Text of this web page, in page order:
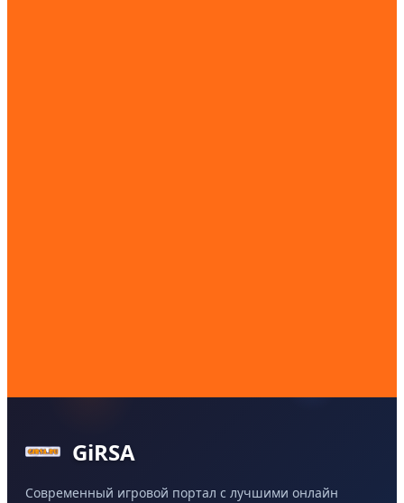
GiRSA
Современный игровой портал с лучшими онлайн